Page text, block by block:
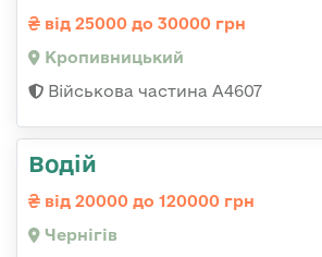
від 25000 до 30000 грн
Кропивницький
Військова частина А4607
Водій
від 20000 до 120000 грн
Чернігів